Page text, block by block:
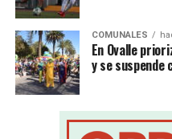
COMUNALES
En Ovalle
y se suspende